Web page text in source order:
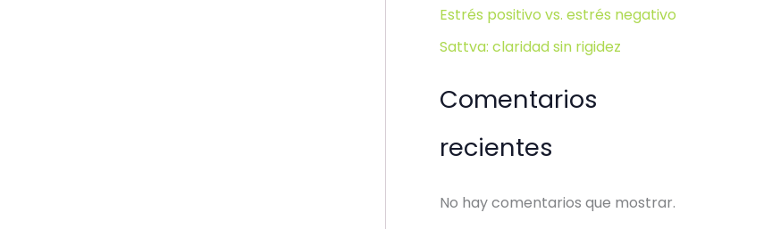
Estrés positivo vs. estrés negativo
Sattva: claridad sin rigidez
Comentarios
recientes
No hay comentarios que mostrar.